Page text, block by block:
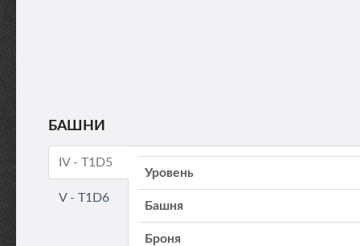
БАШНИ
IV - T1D5
V - T1D6
Уровень
Башня
Броня